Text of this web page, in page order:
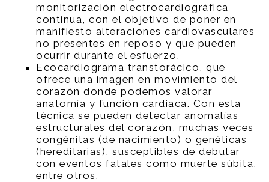
monitorización electrocardiográfica
continua, con el objetivo de poner en
manifiesto alteraciones cardiovasculares
no presentes en reposo y que pueden
ocurrir durante el esfuerzo.
Ecocardiograma transtorácico, que
ofrece una imagen en movimiento del
corazón donde podemos valorar
anatomía y función cardiaca. Con esta
técnica se pueden detectar anomalías
estructurales del corazón, muchas veces
congénitas (de nacimiento) o genéticas
(hereditarias), susceptibles de debutar
con eventos fatales como muerte súbita,
entre otros.